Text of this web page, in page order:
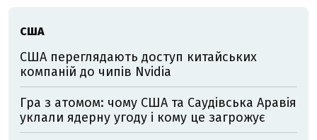
США
США переглядають доступ китайських
компаній до чипів Nvidia
Гра з атомом: чому США та Саудівська Аравія
уклали ядерну угоду і кому це загрожує